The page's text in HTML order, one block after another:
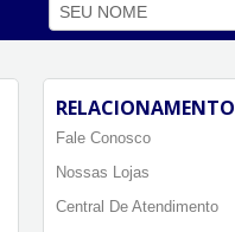
RELACIONAMENTO
Fale Conosco
Nossas Lojas
Central De Atendimento